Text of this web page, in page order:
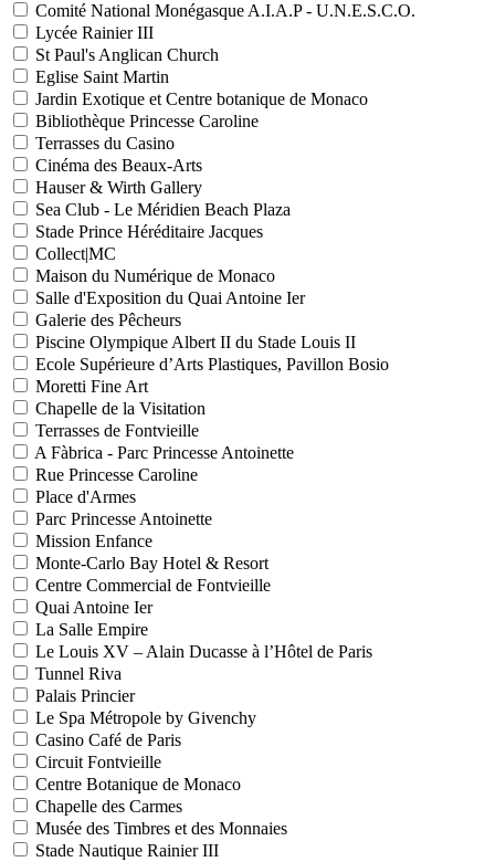
Comité National Monégasque A.I.A.P - U.N.E.S.C.O.
Lycée Rainier III
St Paul's Anglican Church
Eglise Saint Martin
Jardin Exotique et Centre botanique de Monaco
Bibliothèque Princesse Caroline
Terrasses du Casino
Cinéma des Beaux-Arts
Hauser & Wirth Gallery
Sea Club - Le Méridien Beach Plaza
Stade Prince Héréditaire Jacques
Collect|MC
Maison du Numérique de Monaco
Salle d'Exposition du Quai Antoine Ier
Galerie des Pêcheurs
Piscine Olympique Albert II du Stade Louis II
Ecole Supérieure d’Arts Plastiques, Pavillon Bosio
Moretti Fine Art
Chapelle de la Visitation
Terrasses de Fontvieille
A Fàbrica - Parc Princesse Antoinette
Rue Princesse Caroline
Place d'Armes
Parc Princesse Antoinette
Mission Enfance
Monte-Carlo Bay Hotel & Resort
Centre Commercial de Fontvieille
Quai Antoine Ier
La Salle Empire
Le Louis XV – Alain Ducasse à l’Hôtel de Paris
Tunnel Riva
Palais Princier
Le Spa Métropole by Givenchy
Casino Café de Paris
Circuit Fontvieille
Centre Botanique de Monaco
Chapelle des Carmes
Musée des Timbres et des Monnaies
Stade Nautique Rainier III